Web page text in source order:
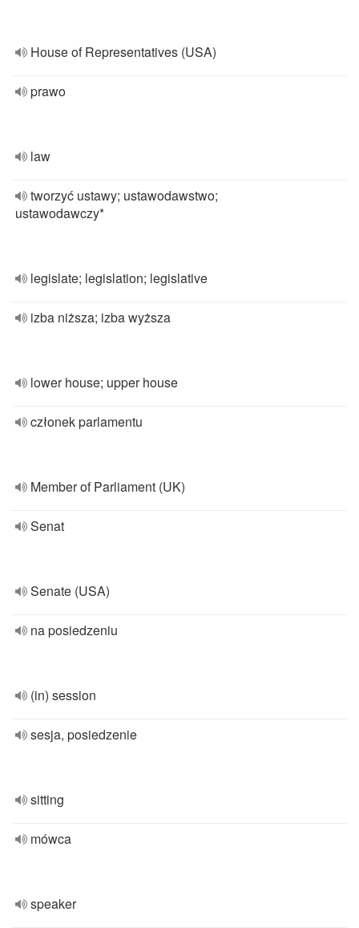
House of Representatives (USA)
prawo
law
tworzyć ustawy; ustawodawstwo;
ustawodawczy*
legislate; legislation; legislative
izba niższa; izba wyższa
lower house; upper house
członek parlamentu
Member of Parliament (UK)
Senat
Senate (USA)
na posiedzeniu
(in) session
sesja, posiedzenie
sitting
mówca
speaker